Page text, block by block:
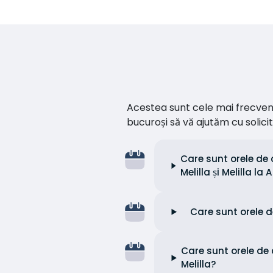
Acestea sunt cele mai
bucuroși să vă ajutăm cu
Care sunt orele
Melilla și Melilla la
Care sunt orele
Care sunt orele
Melilla?